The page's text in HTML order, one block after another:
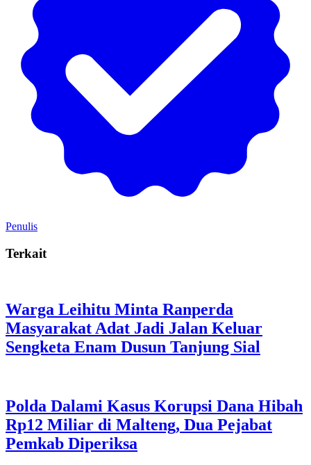
Penulis
Terkait
Warga Leihitu Minta Ranperda
Masyarakat Adat Jadi Jalan Keluar
Sengketa Enam Dusun Tanjung Sial
Polda Dalami Kasus Korupsi Dana Hibah
Rp12 Miliar di Malteng, Dua Pejabat
Pemkab Diperiksa